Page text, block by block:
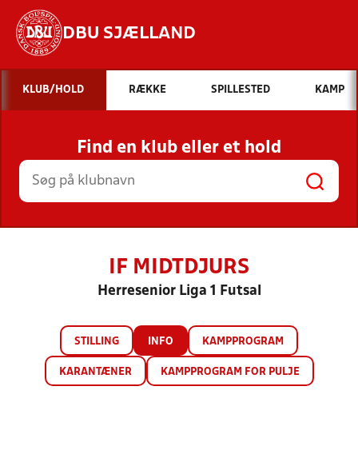
DBU SJÆLLAND
Hvad vil du søge efter?
INDHOLD OG NYHEDER
STILLINGER, RESULTATER, KLUBBER OG
HOLD
KLUB/HOLD RÆKKE SPILLESTED KAMP
Find en klub eller et hold
IF MIDTDJURS
Herresenior Liga 1 Futsal
STILLING INFO KAMPPROGRAM
KARANTÆNER KAMPPROGRAM FOR PULJE